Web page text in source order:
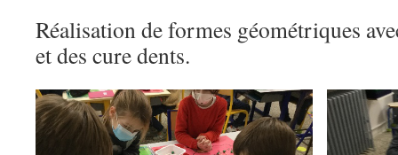
Réalisation de formes géométriques
et des cure dents.